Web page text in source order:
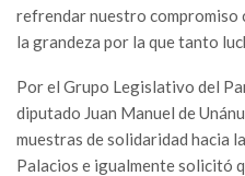
refrendar nuestro compromiso
la grandeza por la que tanto
Por el Grupo Legislativo del
diputado Juan Manuel de
muestras de solidaridad hacia
Palacios e igualmente solicitó